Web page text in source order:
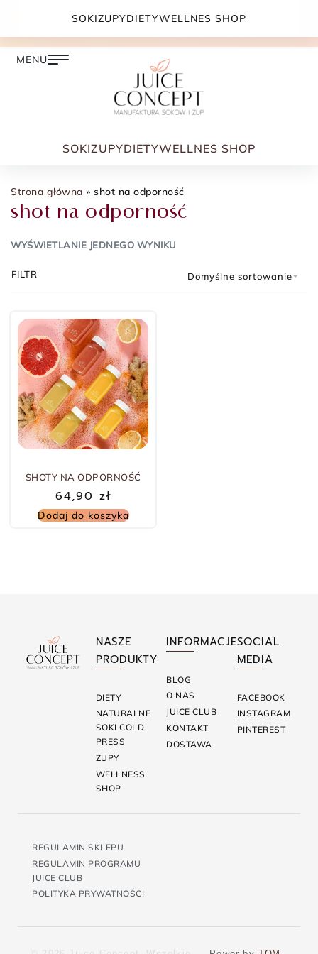
DARMOWA DOSTAWA PRZY ZAMÓWIENIU JUŻ OD
SOKIZUPYDIETYWELLNES SHOP
Strona główna » shot na odporność
shot na odporność
WYŚWIETLANIE JEDNEGO WYNIKU
Domyślne sortowanie
FILTR
SHOTY NA ODPORNOŚĆ
64,90 zł
Dodaj do koszyka
NASZE
PRODUKTY
DIETY
NATURALNE
SOKI COLD
PRESS
ZUPY
WELLNESS
SHOP
INFORMACJE
BLOG
O NAS
JUICE CLUB
KONTAKT
DOSTAWA
SOCIAL
MEDIA
FACEBOOK
INSTAGRAM
PINTEREST
REGULAMIN SKLEPU
REGULAMIN PROGRAMU
JUICE CLUB
POLITYKA PRYWATNOŚCI
SOKIZUPYDIETYWELLNES SHOP